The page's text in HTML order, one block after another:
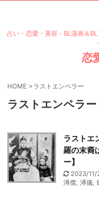
占い・恋愛・美容・BL漫画＆
恋
HOME >ラストエンペラー
ラストエンペラー
ラストエ
羅の末裔
ー】
2023/11/
溥傑, 溥儀,